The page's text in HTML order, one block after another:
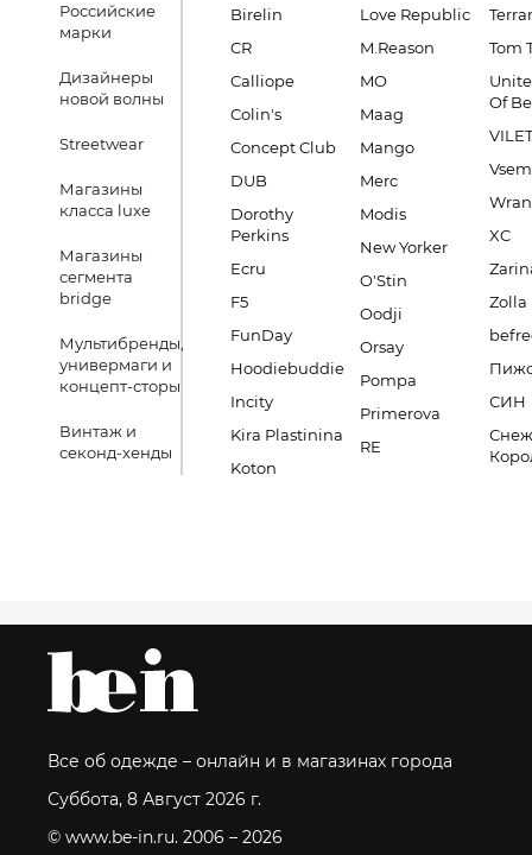
Российские
марки
Дизайнеры
новой волны
Streetwear
Магазины
класса luxe
Магазины
сегмента
bridge
Мультибренды,
универмаги и
концепт-сторы
Винтаж и
секонд-хенды
Birelin
CR
Calliope
Colin's
Concept Club
DUB
Dorothy
Perkins
Ecru
F5
FunDay
Hoodiebuddie
Incity
Kira Plastinina
Koton
Love Republic
M.Reason
MO
Maag
Mango
Merc
Modis
New Yorker
O'Stin
Oodji
Orsay
Pompa
Primerova
RE
Tom
Of
VILET
XC
Zolla
СИН
Все об одежде – онлайн и в магазинах города
Суббота, 8 Август 2026 г.
© www.be-in.ru. 2006 – 2026